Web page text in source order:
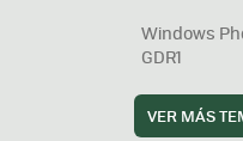
Windows
GDR1
VER MÁS